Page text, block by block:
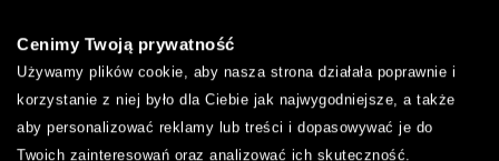
Cenimy Twoją prywatność
Używamy plików cookie, aby nasza strona działała poprawnie i
korzystanie z niej było dla Ciebie jak najwygodniejsze, a także
aby personalizować reklamy lub treści i dopasowywać je do
Twoich zainteresowań oraz analizować ich skuteczność.
przechowywać kosmetyki i detergenty. Łazienka w stylu
nowoczesnym to wnętrze skłaniające do kreatywnych
rozwiązań, dlatego nie bój się wykorzystywać każdej
wolnej przestrzeni. Ciekawym rozwiązaniem jest